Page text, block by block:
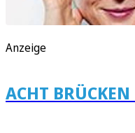
Anzeige
ACHT